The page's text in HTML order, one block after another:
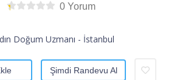
0 Yorum
Doğum Uzmanı - İstanbul
Şimdi Randevu Al